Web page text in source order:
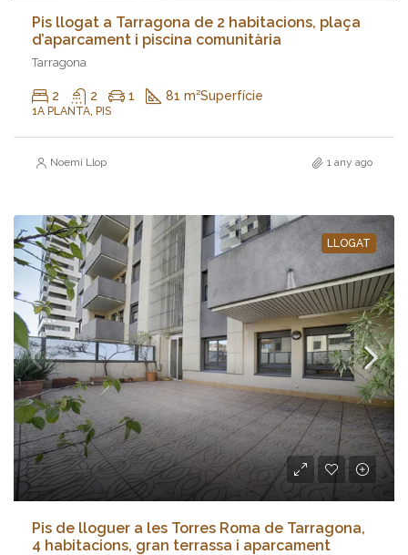
Pis llogat a Tarragona de 2 habitacions, plaça
d’aparcament i piscina comunitària
Tarragona
2 2 1 81 m²Superfície
1A PLANTA, PIS
Noemí Llop 1 any ago
LLOGAT
Pis de lloguer a les Torres Roma de Tarragona,
4 habitacions, gran terrassa i aparcament